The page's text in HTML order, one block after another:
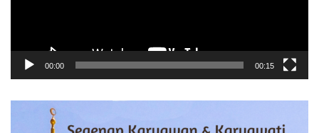
00:00 00:15